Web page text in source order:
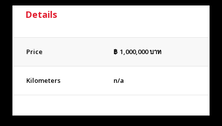
Details
Price ฿ 1,000,000บาท
Kilometers n/a